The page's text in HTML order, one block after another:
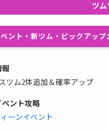
ツ
ント・新ツム・ピックアッ
ツム2体追加＆確率アップ
ント攻略
ーンイベント